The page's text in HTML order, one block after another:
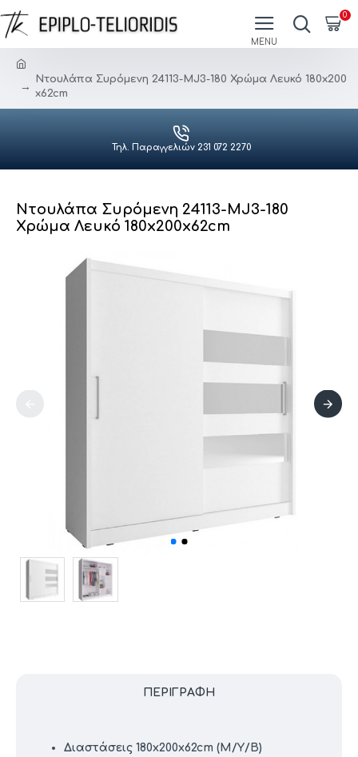
0
Ντουλάπα Συρόμενη 24113-MJ3-180 Χρώμα Λευκό 180x200
x62cm
Τηλ. Παραγγελιών 231 072 2270
Ντουλάπα Συρόμενη 24113-MJ3-180
Χρώμα Λευκό 180x200x62cm
ΠΕΡΙΓΡΑΦΉ
Διαστάσεις 180x200x62cm (Μ/Υ/Β)